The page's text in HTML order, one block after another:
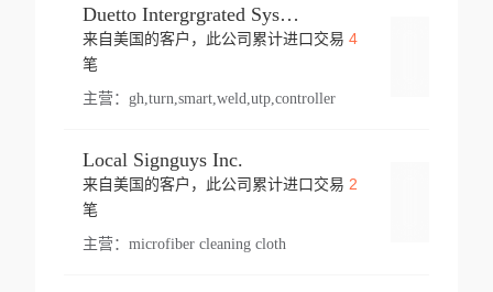
Duetto Intergrgrated Systems Inc.
来自美国的客户，此公司累计进口交易 4
笔
主营： gh,turn,smart,weld,utp,controller
Local Signguys Inc.
来自美国的客户，此公司累计进口交易 2
笔
主营： microfiber cleaning cloth